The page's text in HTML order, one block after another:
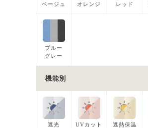
ベージュ
オレンジ
レッド
ブルー
グレー
機能別
遮光 UVカット 遮熱保温